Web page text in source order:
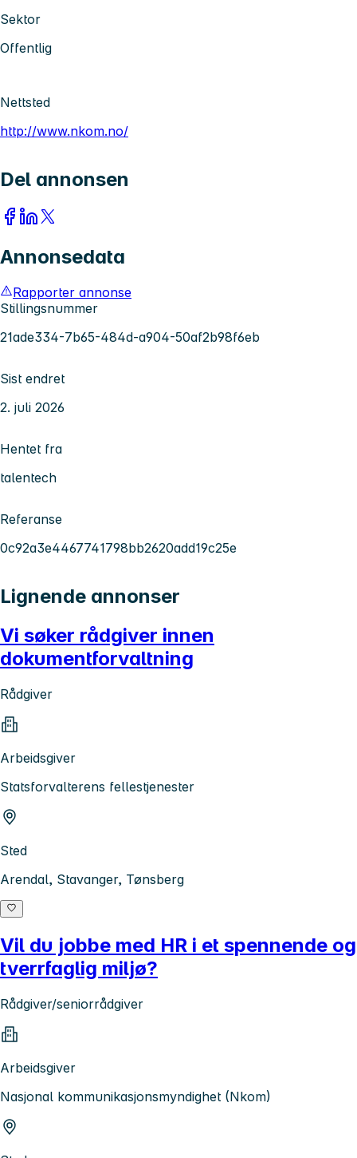
Sektor
Offentlig
Nettsted
http://www.nkom.no/
Del annonsen
Annonsedata
Rapporter annonse
Stillingsnummer
21ade334-7b65-484d-a904-50af2b98f6eb
Sist endret
2. juli 2026
Hentet fra
talentech
Referanse
0c92a3e4467741798bb2620add19c25e
Lignende annonser
Vi søker rådgiver innen
dokumentforvaltning
Rådgiver
Arbeidsgiver
Statsforvalterens fellestjenester
Sted
Arendal, Stavanger, Tønsberg
Vil du jobbe med HR i et spennende og
tverrfaglig miljø?
Rådgiver/seniorrådgiver
Arbeidsgiver
Nasjonal kommunikasjonsmyndighet (Nkom)